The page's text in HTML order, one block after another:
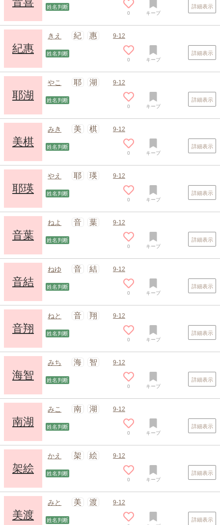
姓名判断
0 キープ
詳細表示
紀惠
きえ 紀 惠 9-12
姓名判断
0 キープ
詳細表示
耶湖
やこ 耶 湖 9-12
姓名判断
0 キープ
詳細表示
美棋
みき 美 棋 9-12
姓名判断
0 キープ
詳細表示
耶瑛
やえ 耶 瑛 9-12
姓名判断
0 キープ
詳細表示
音葉
ねよ 音 葉 9-12
姓名判断
0 キープ
詳細表示
音結
ねゆ 音 結 9-12
姓名判断
0 キープ
詳細表示
音翔
ねと 音 翔 9-12
姓名判断
0 キープ
詳細表示
海智
みち 海 智 9-12
姓名判断
0 キープ
詳細表示
南湖
みこ 南 湖 9-12
姓名判断
0 キープ
詳細表示
架絵
かえ 架 絵 9-12
姓名判断
0 キープ
詳細表示
美渡
みと 美 渡 9-12
姓名判断 詳細表示